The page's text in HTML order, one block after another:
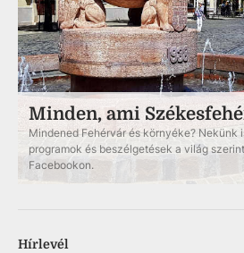
Minden, ami
Mindened Fehérvár és környéke? Nekünk
programok és beszélgetések a világ
Facebookon.
Hírlevél